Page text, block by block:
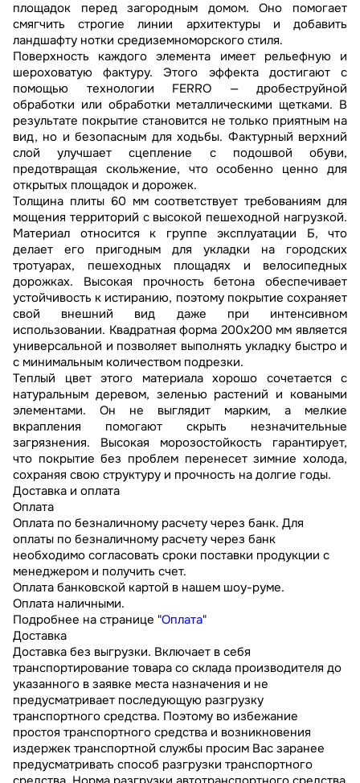
площадок перед загородным домом. Оно помогает
смягчить строгие линии архитектуры и добавить
ландшафту нотки средиземноморского стиля.
Поверхность каждого элемента имеет рельефную и
шероховатую фактуру. Этого эффекта достигают с
помощью технологии FERRO — дробеструйной
обработки или обработки металлическими щетками. В
результате покрытие становится не только приятным на
вид, но и безопасным для ходьбы. Фактурный верхний
слой улучшает сцепление с подошвой обуви,
предотвращая скольжение, что особенно ценно для
открытых площадок и дорожек.
Толщина плиты 60 мм соответствует требованиям для
мощения территорий с высокой пешеходной нагрузкой.
Материал относится к группе эксплуатации Б, что
делает его пригодным для укладки на городских
тротуарах, пешеходных площадях и велосипедных
дорожках. Высокая прочность бетона обеспечивает
устойчивость к истиранию, поэтому покрытие сохраняет
свой внешний вид даже при интенсивном
использовании. Квадратная форма 200х200 мм является
универсальной и позволяет выполнять укладку быстро и
с минимальным количеством подрезки.
Теплый цвет этого материала хорошо сочетается с
натуральным деревом, зеленью растений и коваными
элементами. Он не выглядит марким, а мелкие
вкрапления помогают скрыть незначительные
загрязнения. Высокая морозостойкость гарантирует,
что покрытие без проблем перенесет зимние холода,
сохраняя свою структуру и прочность на долгие годы.
Доставка и оплата
Оплата
Оплата по безналичному расчету через банк. Для
оплаты по безналичному расчету через банк
необходимо согласовать сроки поставки продукции с
менеджером и получить счет.
Оплата банковской картой в нашем шоу-руме.
Оплата наличными.
Подробнее на странице "Оплата"
Доставка
Доставка без выгрузки. Включает в себя
транспортирование товара со склада производителя до
указанного в заявке места назначения и не
предусматривает последующую разгрузку
транспортного средства. Поэтому во избежание
простоя транспортного средства и возникновения
издержек транспортной службы просим Вас заранее
предусматривать способ разгрузки транспортного